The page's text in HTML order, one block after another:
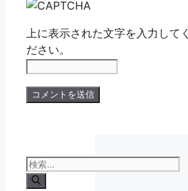
上に表示された文字を入力してく
ださい。
検
索: